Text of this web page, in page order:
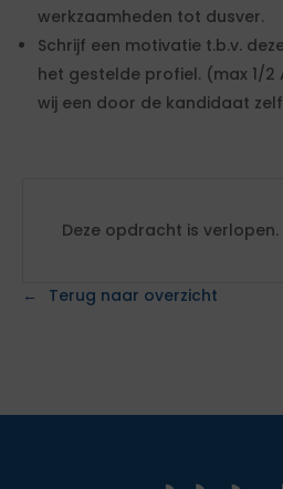
werkzaamheden tot dusver.
Schrijf een motivatie t.b.v.
het gestelde profiel. (max 1/
wij een door de kandidaat
Deze opdracht is verlopen.
Terug naar overzicht